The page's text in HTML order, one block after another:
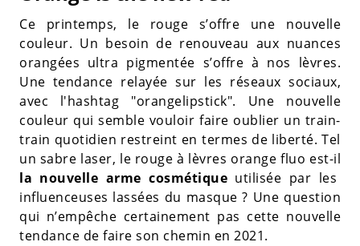
Ce printemps, le rouge s’offre une nouvelle
couleur. Un besoin de renouveau aux nuances
orangées ultra pigmentée s’offre à nos lèvres.
Une tendance relayée sur les réseaux sociaux,
avec l'hashtag "orangelipstick". Une nouvelle
couleur qui semble vouloir faire oublier un train-
train quotidien restreint en termes de liberté. Tel
un sabre laser, le rouge à lèvres orange fluo est-il
la nouvelle arme cosmétique utilisée par les
influenceuses lassées du masque ? Une question
qui n’empêche certainement pas cette nouvelle
tendance de faire son chemin en 2021.